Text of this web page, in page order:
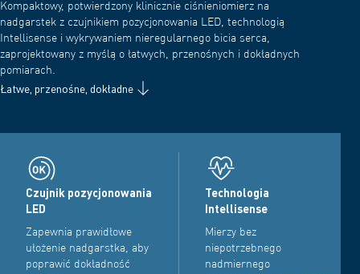
Kompaktowy, potwierdzony klinicznie ciśnieniomierz na
nadgarstek z czujnikiem pozycjonowania LED, technologią
Intellisense i wykrywaniem nieregularnego bicia serca,
zaprojektowany z myślą o łatwych, przenośnych i dokładnych
pomiarach.
Łatwe, przenośne, dokładne
Czujnik pozycjonowania
LED
Zapewnia prawidłowe
ułożenie nadgarstka, aby
poprawić dokładność
Technologia
Intellisense
Mierzy bez
niepotrzebnego
nadmiernego